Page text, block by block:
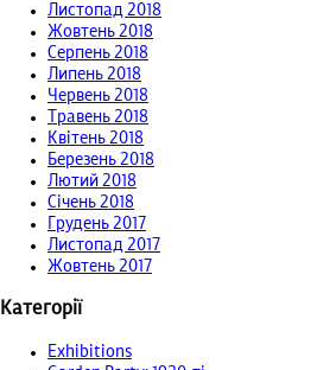
Листопад 2018
Жовтень 2018
Серпень 2018
Липень 2018
Червень 2018
Травень 2018
Квітень 2018
Березень 2018
Лютий 2018
Січень 2018
Грудень 2017
Листопад 2017
Жовтень 2017
Категорії
Exhibitions